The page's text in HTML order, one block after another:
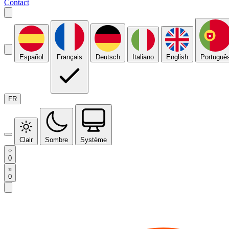
Contact
Español Français Deutsch Italiano English
FR
Clair Sombre Système
0
0